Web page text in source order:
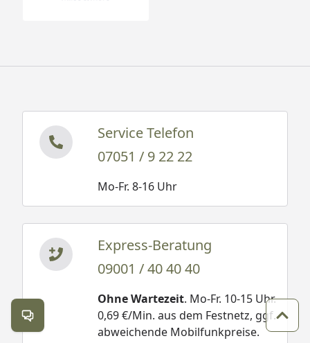
Service Telefon
07051 / 9 22 22
Mo-Fr. 8-16 Uhr
Express-Beratung
09001 / 40 40 40
Ohne Wartezeit. Mo-Fr. 10-15 Uhr.
0,69 €/Min. aus dem Festnetz, ggf.
abweichende Mobilfunkpreise.
Kontakt öffnen